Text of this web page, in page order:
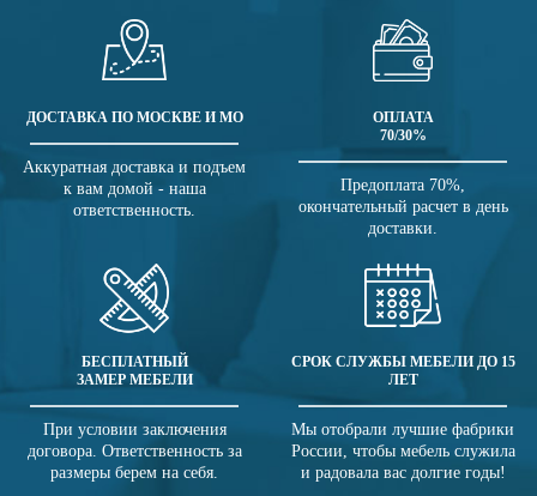
ДОСТАВКА ПО МОСКВЕ И МО
Аккуратная доставка и подъем
к вам домой - наша
ответственность.
ОПЛАТА
70/30%
Предоплата 70%,
окончательный расчет в день
доставки.
БЕСПЛАТНЫЙ
ЗАМЕР МЕБЕЛИ
При условии заключения
договора. Ответственность за
размеры берем на себя.
СРОК СЛУЖБЫ МЕБЕЛИ ДО 15
ЛЕТ
Мы отобрали лучшие фабрики
России, чтобы мебель служила
и радовала вас долгие годы!